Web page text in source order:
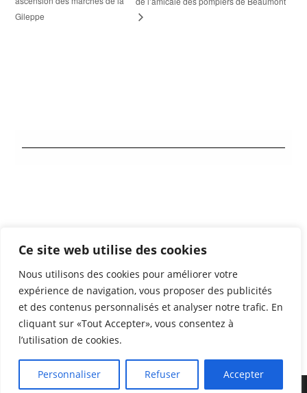
Ce site web utilise des cookies
Nous utilisons des cookies pour améliorer votre
expérience de navigation, vous proposer des publicités
et des contenus personnalisés et analyser notre trafic. En
cliquant sur «Tout Accepter», vous consentez à
l’utilisation de cookies.
Personnaliser Refuser Accepter
Gileppe
Mentions légales
Partenaires
Copyright 2026 - FRCSPB